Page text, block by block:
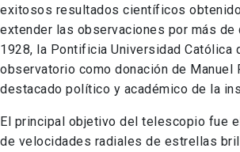
exitosos resultados científicos
extender las observaciones por más de
1928, la Pontificia Universidad Católica
observatorio como donación de Manuel
destacado político y académico de la
El principal objetivo del telescopio fue
de velocidades radiales de estrellas